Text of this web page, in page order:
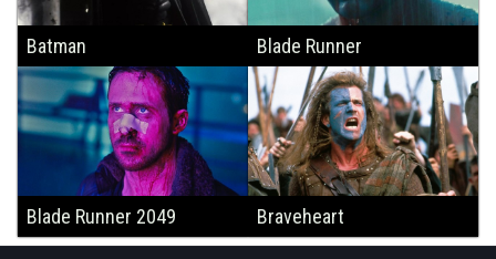
Batman Blade Runner
Blade Runner 2049 Braveheart